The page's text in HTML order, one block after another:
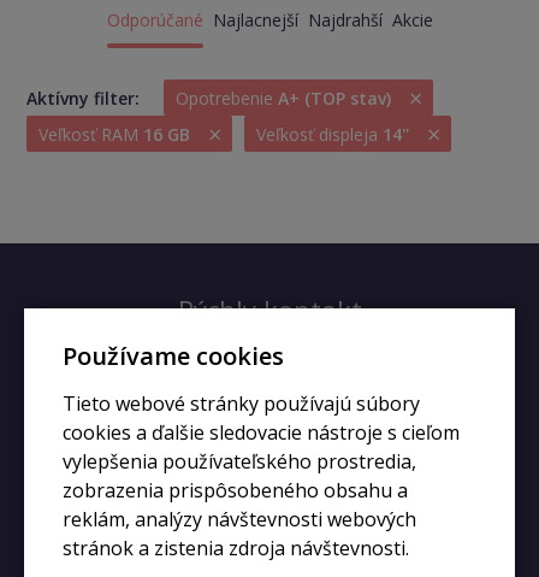
Odporúčané Najlacnejší Najdrahší Akcie
Aktívny filter: OpotrebenieA+ (TOP stav) ×
Veľkosť RAM 16 GB × Veľkosť displeja 14'' ×
Rýchly kontakt
info@kupiphone.cz
Používame cookies
Tieto webové stránky používajú súbory
cookies a ďalšie sledovacie nástroje s cieľom
vylepšenia používateľského prostredia,
zobrazenia prispôsobeného obsahu a
reklám, analýzy návštevnosti webových
stránok a zistenia zdroja návštevnosti.